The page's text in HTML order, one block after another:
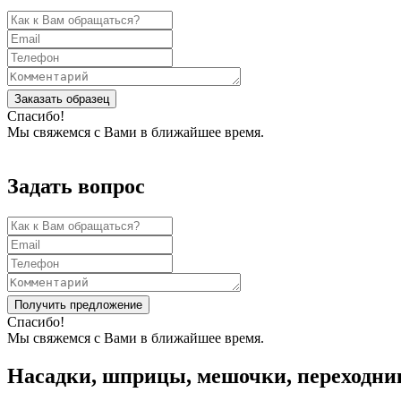
Заказать образец
Спасибо!
Мы свяжемся с Вами в ближайшее время.
Задать вопрос
Получить предложение
Спасибо!
Мы свяжемся с Вами в ближайшее время.
Насадки, шприцы, мешочки,